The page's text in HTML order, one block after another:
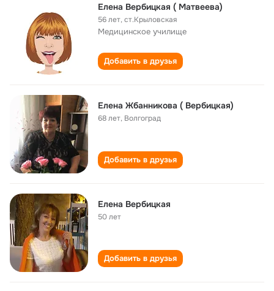
Елена Вербицкая ( Матвеева)
56 лет,ст.Крыловская
Медицинское училище
Добавить в друзья
Елена Жбанникова ( Вербицкая)
68 лет, Волгоград
Добавить в друзья
Елена Вербицкая
50 лет
Добавить в друзья